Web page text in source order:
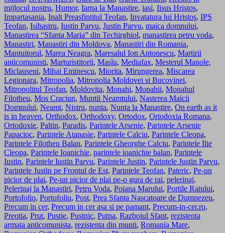
mijlocul nostru, Humor, Iarna la Manastire, iasi, Iisus Hristos,
Impartasania, Inalt Preasfintitul Teofan, Invatatura lui Hristos, IPS
Teofan, Isihastru, Iustin Parvu, Justin Parvu, maica domnului,
Manastirea “Sfanta Maria” din Techirghiol, manastirea petru voda,
Manastiri, Manastiri din Moldova, Manastiri din Romania,
Mantuitorul, Marea Neagra, Maresalul Ion Antonescu, Martirii
anticomunisti, Marturistitorii, Maslu, Mediafax, Mesterul Manole,
Miclauseni, Mihai Eminescu, Miorita, Mirungerea, Miscarea
Legionara, Mitropolia, Mitropolia Moldovei si Bucovinei,
Mitropolitul Teofan, Moldovita, Monahi, Monahii, Monahul
Filotheu, Mos Craciun, Muntii Neamtului, Nasterea Maicii
Domnului, Neamt, Nistru, nunta, Nunta la Manastire, On earth as it
is in heaven, Orthodox, Orthodoxy, Ortodox, Ortodoxia Romana,
Ortodoxie, Paltin, Paradis, Parintele Arsenie, Parintele Arsenie
Papacioc, Parintele Atanasie, Parintele Calciu, Parintele Cleopa,
Parintele Filotheu Balan, Parintele Gheorghe Calciu, Parintele Ilie
Cleopa, Parintele Ioanichie, parintele ioanichie balan, Parintele
Iustin, Parintele Iustin Parvu, Parintele Justin, Parintele Justin Parvu,
Parintele Justin pe Frontul de Est, Parintele Teofan, Pateric, Pe-un
picior de plai, Pe-un picior de plai pe-o gura de rai, pelerinaj,
Pelerinaj la Manastiri, Petru Voda, Poiana Marului, Portile Raiului,
Portofolio, Portofoliu, Post, Prea Sfanta Nascatoare de Dumnezeu,
Precum in cer, Precum in cer asa si pe pamant, Precum-in-cer.ro,
Preotia, Prut, Pustie, Pustnic, Putna, Razboiul Sfant, rezistenta
armata anticomunista, rezistenta din munti, Romania Mare,